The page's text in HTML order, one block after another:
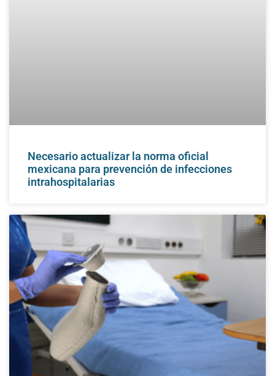
Necesario actualizar la norma oficial
mexicana para prevención de infecciones
intrahospitalarias